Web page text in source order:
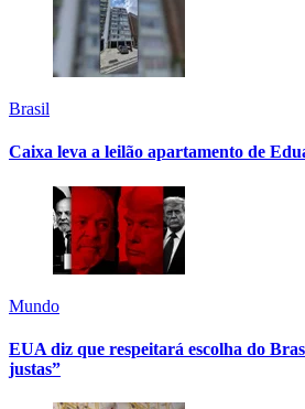
Brasil
Caixa leva a leilão apartamento de
Mundo
EUA diz que respeitará escolha do
justas”